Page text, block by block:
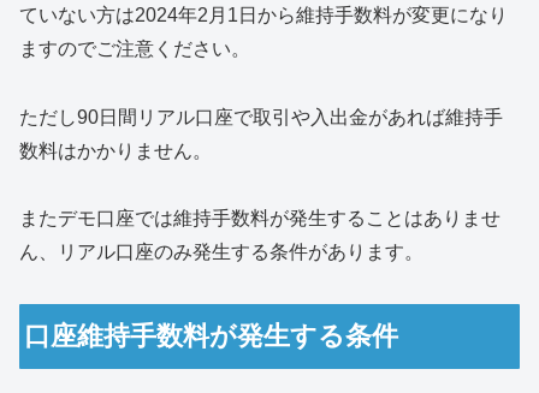
ていない方は2024年2月1日から維持手数料が変更になり
ますのでご注意ください。
ただし90日間リアル口座で取引や入出金があれば維持手
数料はかかりません。
またデモ口座では維持手数料が発生することはありませ
ん、リアル口座のみ発生する条件があります。
口座維持手数料が発生する条件